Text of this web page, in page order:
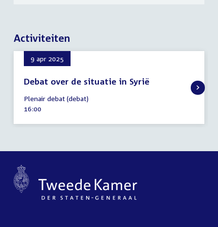
Activiteiten
9 apr 2025
Debat over de situatie in Syrië
april
2025
Plenair debat (debat)
Tijd
16:00